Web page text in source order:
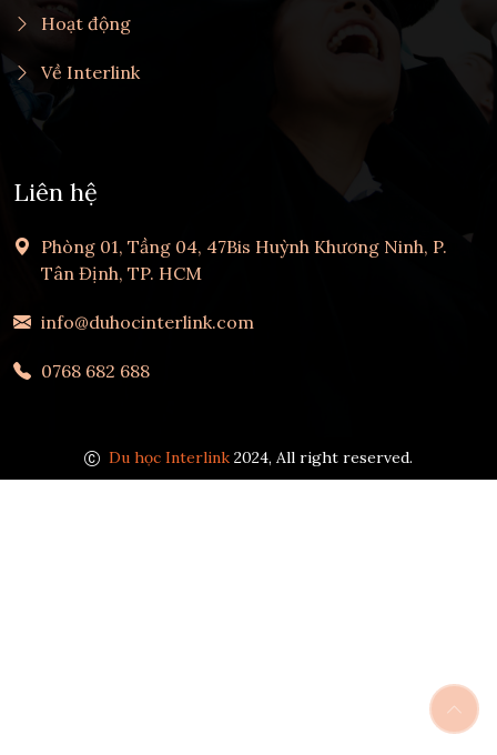
Hoạt động
Về Interlink
Liên hệ
Phòng 01, Tầng 04, 47Bis Huỳnh Khương Ninh, P.
Tân Định, TP. HCM
info@duhocinterlink.com
0768 682 688
Du học Interlink 2024, All right reserved.